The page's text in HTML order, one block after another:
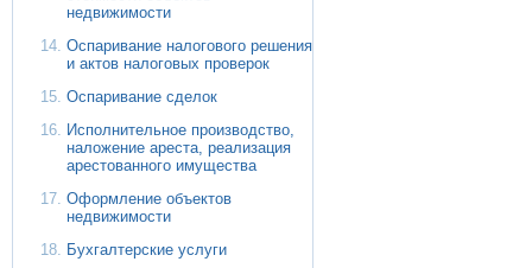
недвижимости
Оспаривание налогового решения
и актов налоговых проверок
Оспаривание сделок
Исполнительное производство,
наложение ареста, реализация
арестованного имущества
Оформление объектов
недвижимости
Бухгалтерские услуги